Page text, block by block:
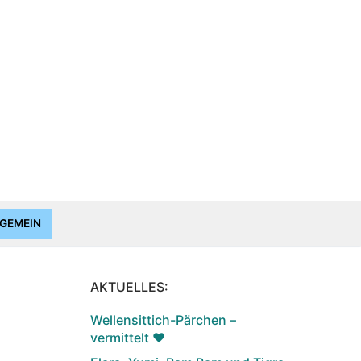
AKTUELLES:
Wellensittich-Pärchen –
vermittelt ♥️